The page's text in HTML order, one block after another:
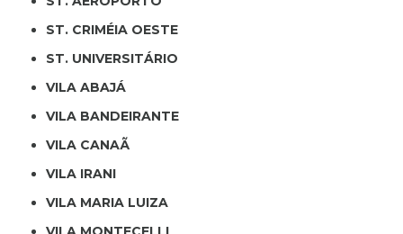
ST. CRIMÉIA OESTE
ST. UNIVERSITÁRIO
VILA ABAJÁ
VILA BANDEIRANTE
VILA CANAÃ
VILA IRANI
VILA MARIA LUIZA